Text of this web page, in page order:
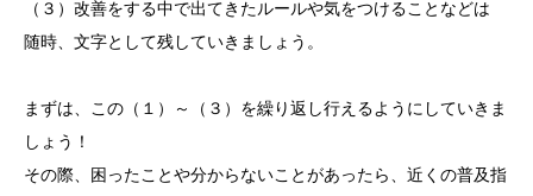
（３）改善をする中で出てきたルールや気をつけることなどは
随時、文字として残していきましょう。
まずは、この（１）～（３）を繰り返し行えるようにしていきま
しょう！
その際、困ったことや分からないことがあったら、近くの普及指